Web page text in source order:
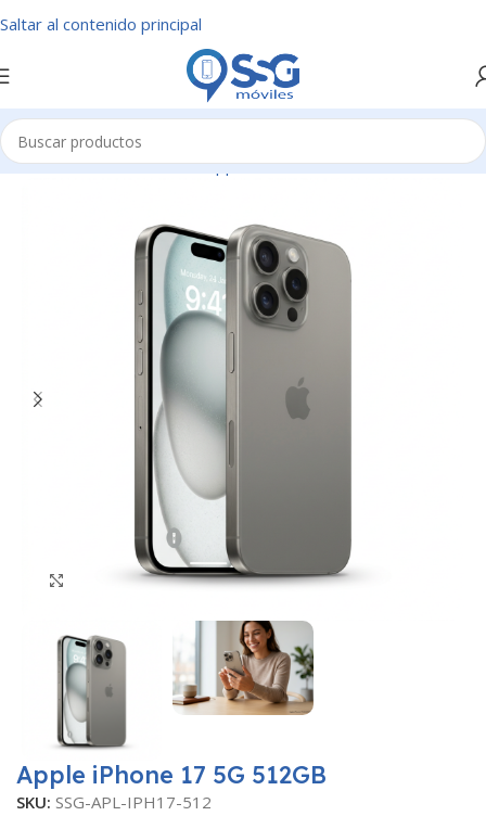
Saltar al contenido principal
Inicio/Fabricante-Marcas/Apple
Haga clic para ampliar
Apple iPhone 17 5G 512GB
SKU: SSG-APL-IPH17-512